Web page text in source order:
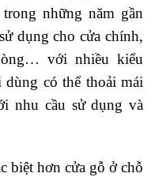
những năm gần
dụng cho cửa chính,
với nhiều kiểu
có thể thoải mái
nhu cầu sử dụng và
biệt hơn cửa gỗ ở chỗ